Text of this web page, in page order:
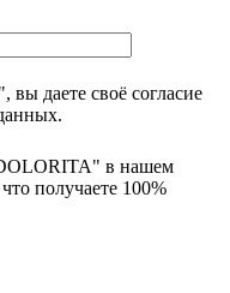
даете своё согласие
в нашем
получаете 100%